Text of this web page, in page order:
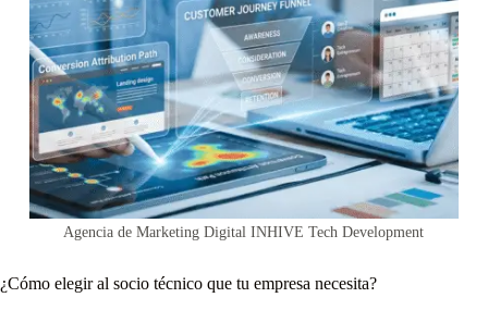
Agencia de Marketing Digital INHIVE Tech Development
¿Cómo elegir al socio técnico que tu empresa necesita?